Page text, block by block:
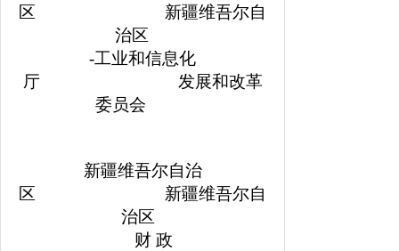
区 新疆维吾尔自
治区
-工业和信息化
厅 发展和改革
委员会
新疆维吾尔自治
区 新疆维吾尔自
治区
财 政